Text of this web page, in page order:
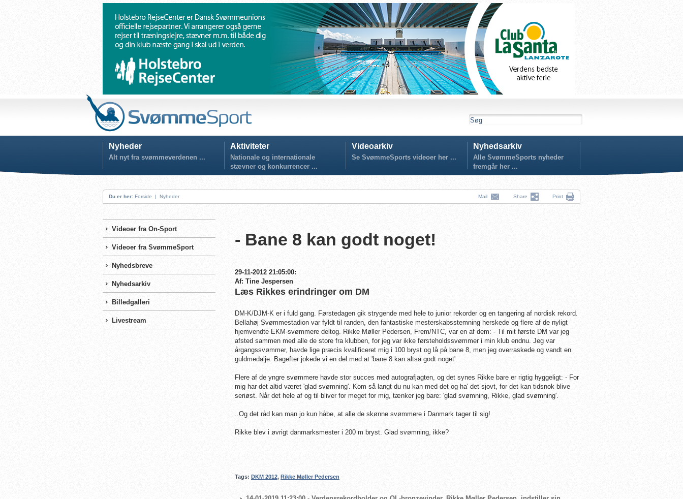
Nyheder
Alt nyt fra svømmeverdenen ...
Aktiviteter
Nationale og internationale
stævner og konkurrencer ...
Videoarkiv
Se SvømmeSports videoer her ...
Nyhedsarkiv
Alle SvømmeSports nyheder
fremgår her ...
Du er her: Forside | Nyheder Mail Share Print
Videoer fra On-Sport
Videoer fra SvømmeSport
Nyhedsbreve
Nyhedsarkiv
Billedgalleri
Livestream
- Bane 8 kan godt noget!
29-11-2012 21:05:00:
Af: Tine Jespersen
Læs Rikkes erindringer om DM
DM-K/DJM-K er i fuld gang. Førstedagen gik strygende med hele to junior rekorder og en tangering af nordisk rekord.
Bellahøj Svømmestadion var fyldt til randen, den fantastiske mesterskabsstemning herskede og flere af de nyligt
hjemvendte EKM-svømmere deltog. Rikke Møller Pedersen, Frem/NTC, var en af dem: - Til mit første DM var jeg
afsted sammen med alle de store fra klubben, for jeg var ikke førsteholdssvømmer i min klub endnu. Jeg var
årgangssvømmer, havde lige præcis kvalificeret mig i 100 bryst og lå på bane 8, men jeg overraskede og vandt en
guldmedalje. Bagefter jokede vi en del med at 'bane 8 kan altså godt noget'.
Flere af de yngre svømmere havde stor succes med autografjagten, og det synes Rikke bare er rigtig hyggeligt: - For
mig har det altid været 'glad svømning'. Kom så langt du nu kan med det og ha' det sjovt, for det kan tidsnok blive
seriøst. Når det hele af og til bliver for meget for mig, tænker jeg bare: 'glad svømning, Rikke, glad svømning'.
..Og det råd kan man jo kun håbe, at alle de skønne svømmere i Danmark tager til sig!
Rikke blev i øvrigt danmarksmester i 200 m bryst. Glad svømning, ikke?
Tags: DKM 2012, Rikke Møller Pedersen